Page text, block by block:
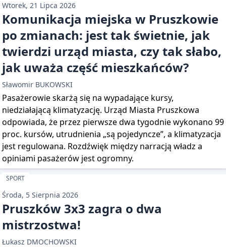
Wtorek, 21 Lipca 2026
Komunikacja miejska w Pruszkowie
po zmianach: jest tak świetnie, jak
twierdzi urząd miasta, czy tak słabo,
jak uważa część mieszkańców?
Sławomir BUKOWSKI
Pasażerowie skarżą się na wypadające kursy,
niedziałającą klimatyzację. Urząd Miasta Pruszkowa
odpowiada, że przez pierwsze dwa tygodnie wykonano 99
proc. kursów, utrudnienia „są pojedyncze”, a klimatyzacja
jest regulowana. Rozdźwięk między narracją władz a
opiniami pasażerów jest ogromny.
SPORT
Środa, 5 Sierpnia 2026
Pruszków 3x3 zagra o dwa
mistrzostwa!
Łukasz DMOCHOWSKI